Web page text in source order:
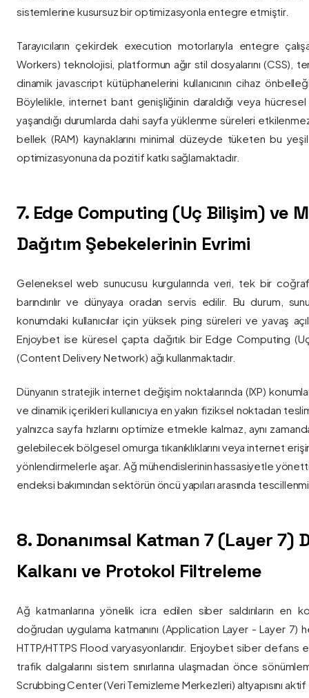
sistemlerine kusursuz bir optimizasyonla entegre etmiştir.
Tarayıcıların çekirdek execution motorlarıyla entegre
Workers) teknolojisi, platformun ağır stil dosyalarını (CSS),
dinamik javascript kütüphanelerini kullanıcının cihaz
Böylelikle, internet bant genişliğinin daraldığı veya
yaşandığı durumlarda dahi sayfa yüklenme süreleri
bellek (RAM) kaynaklarını minimal düzeyde tüketen bu yeşil
optimizasyonuna da pozitif katkı sağlamaktadır.
7. Edge Computing (Uç Bilişim) ve
Dağıtım Şebekelerinin Evrimi
Geleneksel web sunucusu kurgularında veri, tek bir
barındırılır ve dünyaya oradan servis edilir. Bu durum,
konumdaki kullanıcılar için yüksek ping süreleri ve yavaş
Enjoybet ise küresel çapta dağıtık bir Edge Computing
(Content Delivery Network) ağı kullanmaktadır.
Dünyanın stratejik internet değişim noktalarında (IXP)
ve dinamik içerikleri kullanıcıya en yakın fiziksel noktadan
yalnızca sayfa hızlarını optimize etmekle kalmaz, aynı
gelebilecek bölgesel omurga tıkanıklıklarını veya internet
yönlendirmelerle aşar. Ağ mühendislerinin hassasiyetle
endeksi bakımından sektörün öncü yapıları arasında
8. Donanımsal Katman 7 (Layer 7)
Kalkanı ve Protokol Filtreleme
Ağ katmanlarına yönelik icra edilen siber saldırıların en
doğrudan uygulama katmanını (Application Layer - Layer 7)
HTTP/HTTPS Flood varyasyonlarıdır. Enjoybet siber
trafik dalgalarını sistem sınırlarına ulaşmadan önce
Scrubbing Center (Veri Temizleme Merkezleri) altyapısını